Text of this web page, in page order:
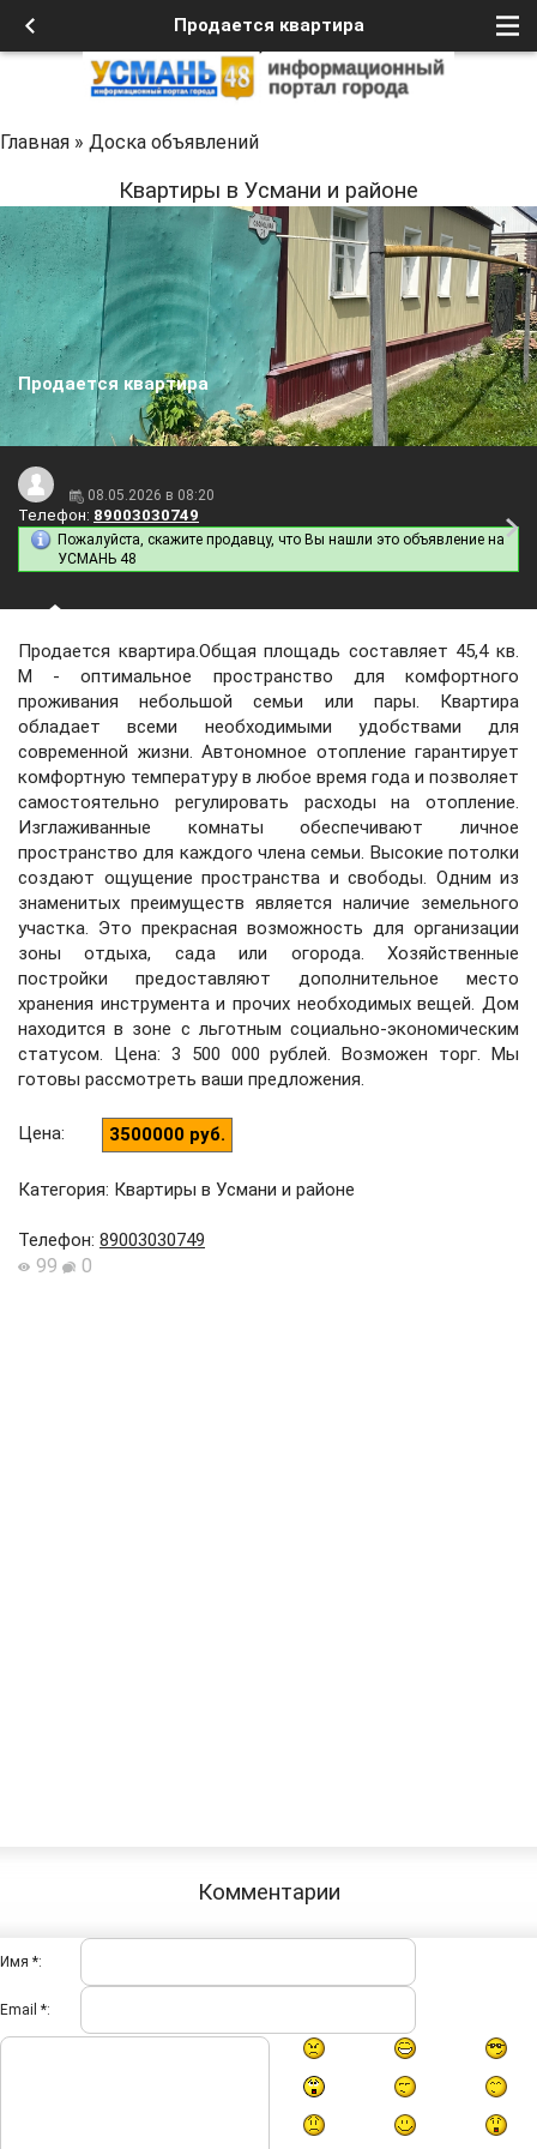
Продается квартира
Главная » Доска объявлений
Квартиры в Усмани и районе
Продается квартира
08.05.2026 в 08:20
Телефон: 89003030749
Пожалуйста, скажите продавцу, что Вы нашли это объявление на
УСМАНЬ 48
Продается квартира.Общая площадь составляет 45,4 кв.
М - оптимальное пространство для комфортного
проживания небольшой семьи или пары. Квартира
обладает всеми необходимыми удобствами для
современной жизни. Автономное отопление гарантирует
комфортную температуру в любое время года и позволяет
самостоятельно регулировать расходы на отопление.
Изглаживанные комнаты обеспечивают личное
пространство для каждого члена семьи. Высокие потолки
создают ощущение пространства и свободы. Одним из
знаменитых преимуществ является наличие земельного
участка. Это прекрасная возможность для организации
зоны отдыха, сада или огорода. Хозяйственные
постройки предоставляют дополнительное место
хранения инструмента и прочих необходимых вещей. Дом
находится в зоне с льготным социально-экономическим
статусом. Цена: 3 500 000 рублей. Возможен торг. Мы
готовы рассмотреть ваши предложения.
Цена: 3500000 руб.
Категория: Квартиры в Усмани и районе
Телефон: 89003030749
99 0
Комментарии
Имя *:
Email *: